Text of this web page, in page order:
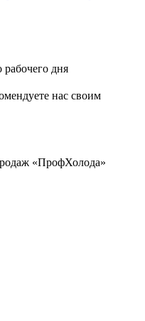
дня
нас своим
«ПрофХолода»